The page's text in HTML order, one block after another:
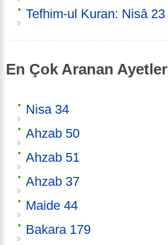
Tefhim-ul Kuran: Nisâ 23
En Çok Aranan Ayetler
Nisa 34
Ahzab 50
Ahzab 51
Ahzab 37
Maide 44
Bakara 179